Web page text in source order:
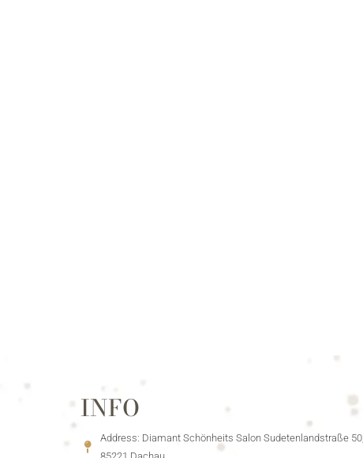
INFO
Address: Diamant Schönheits Salon Sudetenlandstraße 50,